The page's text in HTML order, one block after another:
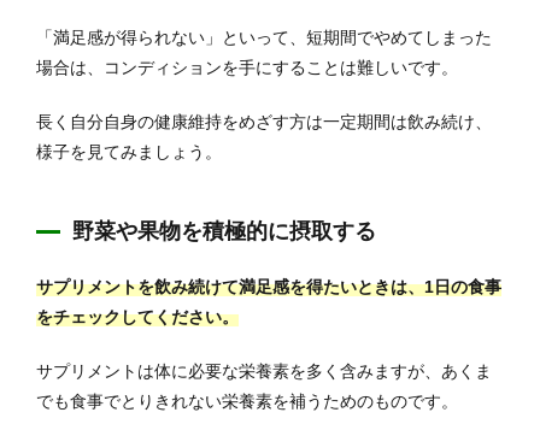
「満足感が得られない」といって、短期間でやめてしまった
場合は、コンディションを手にすることは難しいです。
長く自分自身の健康維持をめざす方は一定期間は飲み続け、
様子を見てみましょう。
野菜や果物を積極的に摂取する
サプリメントを飲み続けて満足感を得たいときは、1日の食事
をチェックしてください。
サプリメントは体に必要な栄養素を多く含みますが、あくま
でも食事でとりきれない栄養素を補うためのものです。